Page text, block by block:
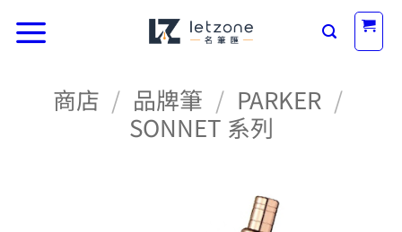
商店 / 品牌筆 / PARKER /
SONNET 系列